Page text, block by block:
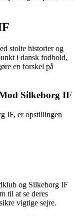
stolte historier og
i dansk fodbold,
en forskel på
Silkeborg IF
IF, er opstillingen
og Silkeborg IF
til at se deres
vigtige sejre.